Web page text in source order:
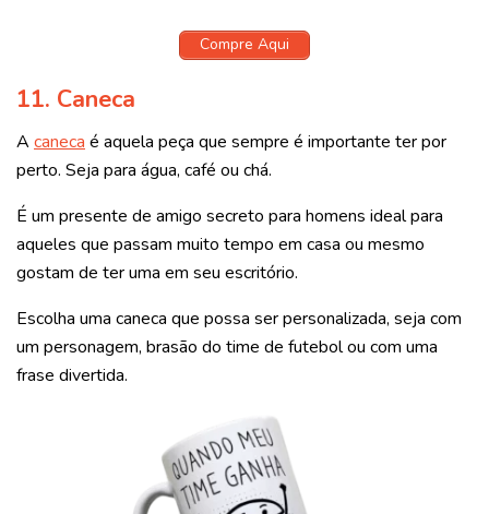
Compre Aqui
11. Caneca
A caneca é aquela peça que sempre é importante ter por
perto. Seja para água, café ou chá.
É um presente de amigo secreto para homens ideal para
aqueles que passam muito tempo em casa ou mesmo
gostam de ter uma em seu escritório.
Escolha uma caneca que possa ser personalizada, seja com
um personagem, brasão do time de futebol ou com uma
frase divertida.